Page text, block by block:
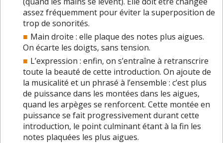
assez fréquemment pour éviter la superposition de
trop de sonorités.
Main droite : elle plaque des notes plus aigues.
On écarte les doigts, sans tension.
L’expression : enfin, on s’entraîne à retranscrire
toute la beauté de cette introduction. On ajoute de
la musicalité et un phrasé à l’ensemble : c’est plus
de puissance dans les montées dans les aigues,
quand les arpèges se renforcent. Cette montée en
puissance se fait progressivement durant cette
introduction, le point culminant étant à la fin les
notes plaquées les plus aigues.